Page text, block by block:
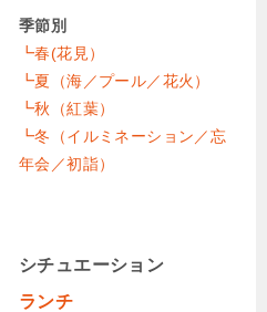
季節別
┗春(花見）
┗夏（海／プール／花火）
┗秋（紅葉）
┗冬（イルミネーション／忘
年会／初詣）
シチュエーション
ランチ